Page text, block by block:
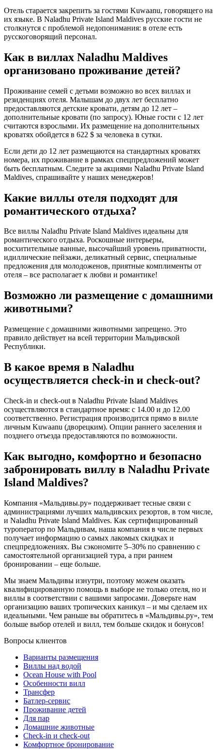
Отель старается закрепить за гостями Kuwaanu, говорящего на
их языке. В Naladhu Private Island Maldives русские гости не
столкнутся с проблемой недопонимания: в отеле есть
русскоговорящий персонал.
Как в виллах Naladhu Maldives
организовано проживание детей?
Проживание семей с детьми возможно во всех виллах и
резиденциях отеля. Малышам до двух лет бесплатно
предоставляются детские кровати, детям до 12 лет –
дополнительные кровати (по запросу). Юные гости с 12 лет
считаются взрослыми. Их размещение на дополнительных
кроватях обойдется в 622 $ за человека в сутки.
Если дети до 12 лет размещаются на стандартных кроватях
номера, их проживание в рамках спецпредложений может
быть бесплатным. Следите за акциями Naladhu Private Island
Maldives, спрашивайте у наших менеджеров!
Какие виллы отеля подходят для
романтического отдыха?
Все виллы Naladhu Private Island Maldives идеальны для
романтического отдыха. Роскошные интерьеры,
восхитительные ванные, высочайший уровень приватности,
идиллические пейзажи, деликатный сервис, специальные
предложения для молодоженов, приятные комплименты от
отеля – все располагает к любви и романтике!
Возможно ли размещение с домашними
животными?
Размещение с домашними животными запрещено. Это
правило действует на всей территории Мальдивской
Республики.
В какое время в Naladhu
осуществляется check-in и check-out?
Check-in и check-out в Naladhu Private Island Maldives
осуществляются в стандартное время: с 14.00 и до 12.00
соответственно. Регистрация производится прямо в вилле
личным Kuwaanu (дворецким). Опции раннего заселения и
позднего отъезда предоставляются по возможности.
Как выгодно, комфортно и безопасно
забронировать виллу в Naladhu Private
Island Maldives?
Компания «Мальдивы.ру» поддерживает тесные связи с
администрациями лучших мальдивских резортов, в том числе,
и Naladhu Private Island Maldives. Как сертифицированный
туроператор по Мальдивам, наша компания в числе первых
получает информацию о самых лакомых скидках и
спецпредложениях. Вы сэкономите 5–30% по сравнению с
самостоятельной организацией тура, а при раннем
бронировании – еще больше.
Мы знаем Мальдивы изнутри, поэтому можем оказать
квалифицированную помощь в выборе не только отеля, но и
виллы в соответствии с вашими запросами. Доверьте нам
организацию ваших тропических каникул – и мы сделаем их
идеальными. Чем раньше вы обратитесь в «Мальдивы.ру», тем
больше выбор отелей и вилл, тем больше скидок и бонусов!
Вопросы клиентов
Варианты размещения
Виллы над водой
Ocean House with Pool
Особенности вилл
Трансфер
Батлер-сервис
Проживание детей
Для пар
Домашние животные
Check-in и check-out
Комфортное бронирование